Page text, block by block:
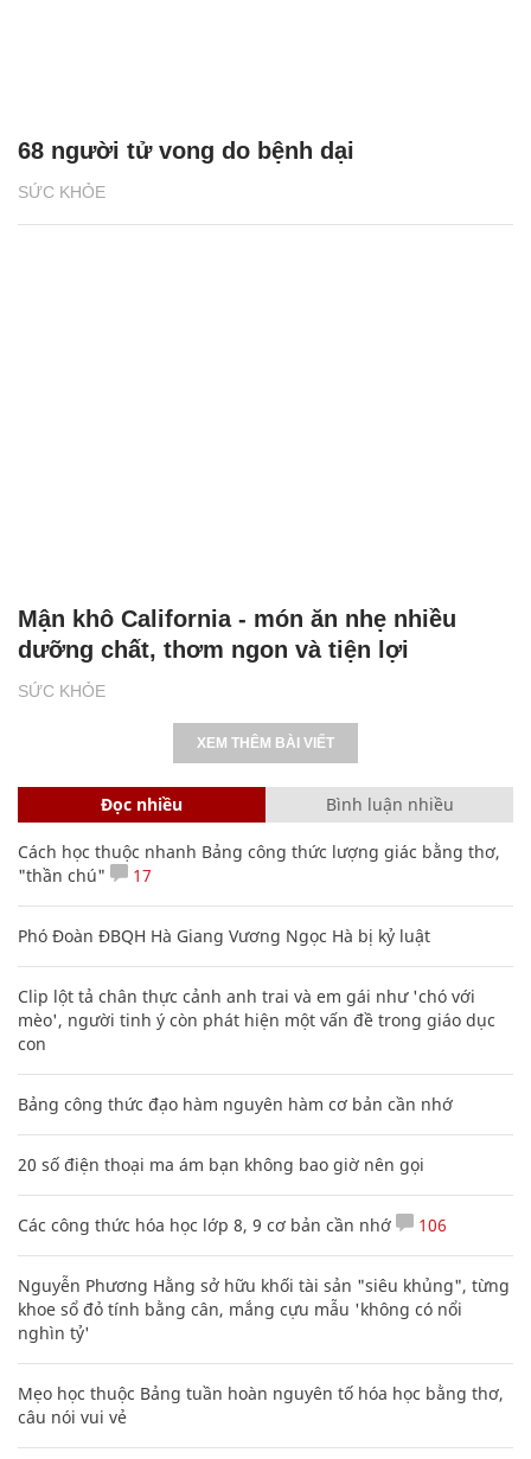
SỨC KHỎE
68 người tử vong do bệnh dại
SỨC KHỎE
Mận khô California - món ăn nhẹ nhiều
dưỡng chất, thơm ngon và tiện lợi
XEM THÊM BÀI VIẾT
Đọc nhiều Bình luận nhiều
Cách học thuộc nhanh Bảng công thức lượng giác bằng thơ,
"thần chú"
17
Phó Đoàn ĐBQH Hà Giang Vương Ngọc Hà bị kỷ luật
Clip lột tả chân thực cảnh anh trai và em gái như 'chó với
mèo', người tinh ý còn phát hiện một vấn đề trong giáo dục
con
Bảng công thức đạo hàm nguyên hàm cơ bản cần nhớ
20 số điện thoại ma ám bạn không bao giờ nên gọi
Các công thức hóa học lớp 8, 9 cơ bản cần nhớ 106
Nguyễn Phương Hằng sở hữu khối tài sản "siêu khủng", từng
khoe sổ đỏ tính bằng cân, mắng cựu mẫu 'không có nổi
nghìn tỷ'
Mẹo học thuộc Bảng tuần hoàn nguyên tố hóa học bằng thơ,
câu nói vui vẻ